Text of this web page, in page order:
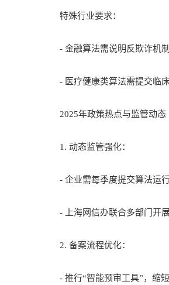
特殊行业要求：
- 金融算法需说明反欺诈机制
- 医疗健康类算法需提交临床
2025年政策热点与监管动态
1. 动态监管强化：
- 企业需每季度提交算法运行
- 上海网信办联合多部门开展“
2. 备案流程优化：
- 推行“智能预审工具”，缩短